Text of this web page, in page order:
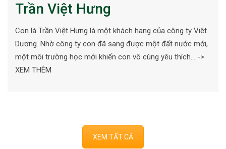
Trần Việt Hưng
Con là Trần Việt Hưng là một khách hang của công ty Viêt
Dương. Nhờ công ty con đã sang được một đất nước mới,
một môi trường học mới khiến con vô cùng yêu thích… ->
XEM THÊM
XEM TẤT CẢ